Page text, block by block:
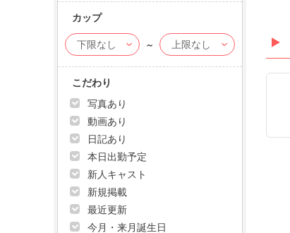
カップ
～
こだわり
写真あり
動画あり
日記あり
本日出勤予定
新人キャスト
新規掲載
最近更新
今月・来月誕生日